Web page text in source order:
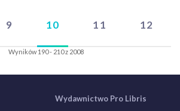
9 10 11 12
Wyników 190 - 210 z 2008
Wydawnictwo Pro Libris